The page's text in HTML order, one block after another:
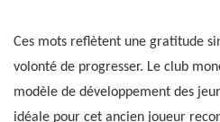
Ces mots reflètent une gratitude
volonté de progresser. Le club
modèle de développement des
idéale pour cet ancien joueur